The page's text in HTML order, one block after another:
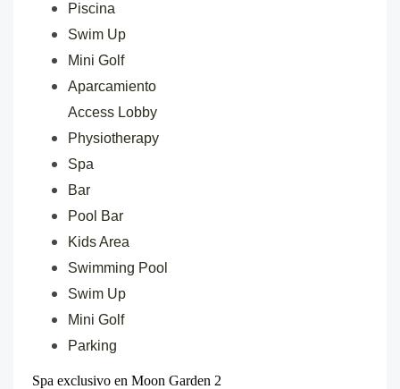
Piscina
Swim Up
Mini Golf
Aparcamiento
Access Lobby
Physiotherapy
Spa
Bar
Pool Bar
Kids Area
Swimming Pool
Swim Up
Mini Golf
Parking
Spa exclusivo en Moon Garden 2